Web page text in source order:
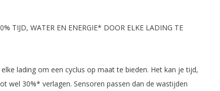
TIJD, WATER EN ENERGIE* DOOR ELKE LADING TE
lading om een cyclus op maat te bieden. Het kan je tijd,
wel 30%* verlagen. Sensoren passen dan de wastijden